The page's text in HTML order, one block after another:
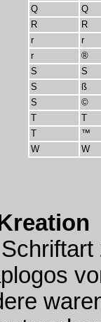
Q
Q
R
R
r
r
r
®
S
S
S
ß
S
©
T
T
T
™
W
W